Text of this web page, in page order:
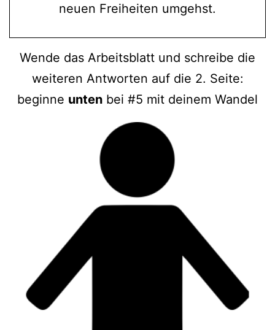
neuen Freiheiten umgehst.
Wende das Arbeitsblatt und schreibe die
weiteren Antworten auf die 2. Seite:
beginne unten bei #5 mit deinem Wandel